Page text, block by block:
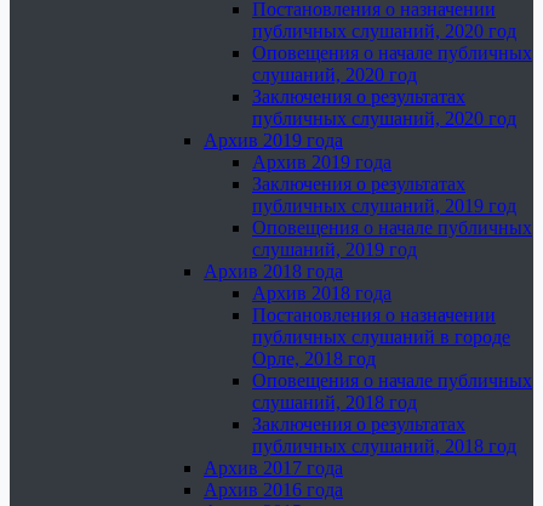
Постановления о назначении
публичных слушаний, 2020 год
Оповещения о начале публичных
слушаний, 2020 год
Заключения о результатах
публичных слушаний, 2020 год
Архив 2019 года
Архив 2019 года
Заключения о результатах
публичных слушаний, 2019 год
Оповещения о начале публичных
слушаний, 2019 год
Архив 2018 года
Архив 2018 года
Постановления о назначении
публичных слушаний в городе
Орле, 2018 год
Оповещения о начале публичных
слушаний, 2018 год
Заключения о результатах
публичных слушаний, 2018 год
Архив 2017 года
Архив 2016 года